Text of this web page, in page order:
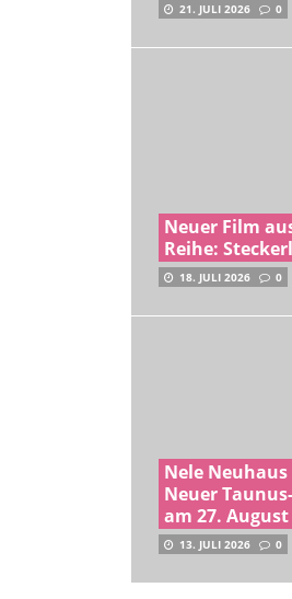
21. JULI 2026 0
Neuer Film
Reihe:
18. JULI 2026 0
Nele Neuhaus
Neuer
am 27. August
13. JULI 2026 0